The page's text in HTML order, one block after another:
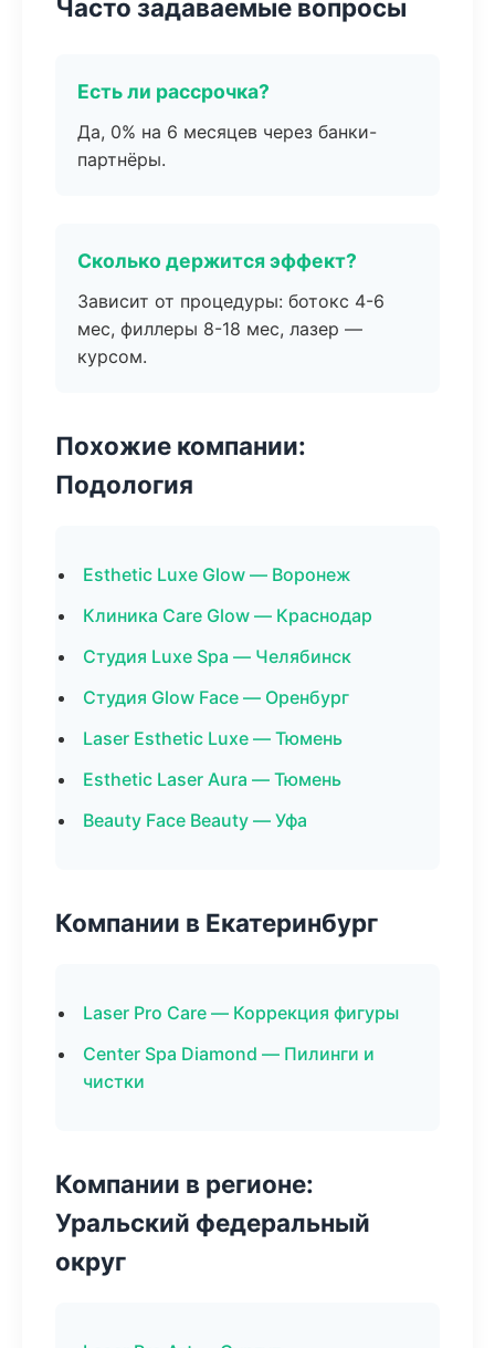
Часто задаваемые вопросы
Есть ли рассрочка?
Да, 0% на 6 месяцев через банки-
партнёры.
Сколько держится эффект?
Зависит от процедуры: ботокс 4-6
мес, филлеры 8-18 мес, лазер —
курсом.
Похожие компании:
Подология
Esthetic Luxe Glow — Воронеж
Клиника Care Glow — Краснодар
Студия Luxe Spa — Челябинск
Студия Glow Face — Оренбург
Laser Esthetic Luxe — Тюмень
Esthetic Laser Aura — Тюмень
Beauty Face Beauty — Уфа
Компании в Екатеринбург
Laser Pro Care — Коррекция фигуры
Center Spa Diamond — Пилинги и
чистки
Компании в регионе:
Уральский федеральный
округ